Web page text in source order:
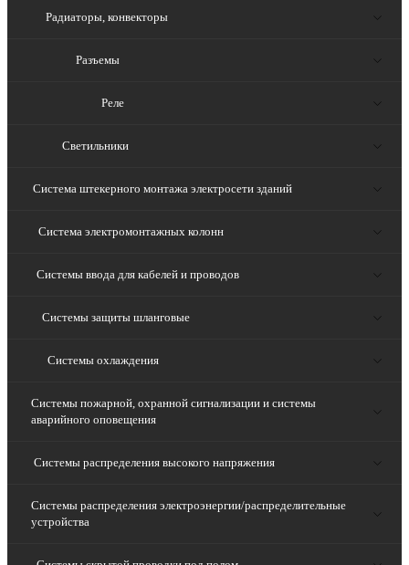
Радиаторы, конвекторы
Разъемы
Реле
Светильники
Система штекерного монтажа электросети зданий
Система электромонтажных колонн
Системы ввода для кабелей и проводов
Системы защиты шланговые
Системы охлаждения
Системы пожарной, охранной сигнализации и системы
аварийного оповещения
Системы распределения высокого напряжения
Системы распределения электроэнергии/распределительные
устройства